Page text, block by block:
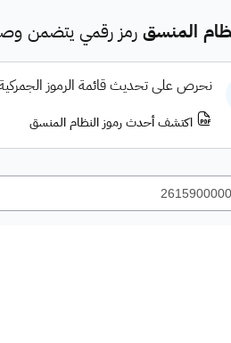
المنسق رمز رقمي يتضمن
نحرص على تحديث قائمة الرموز
اكتشف أحدث رموز النظام المنسق